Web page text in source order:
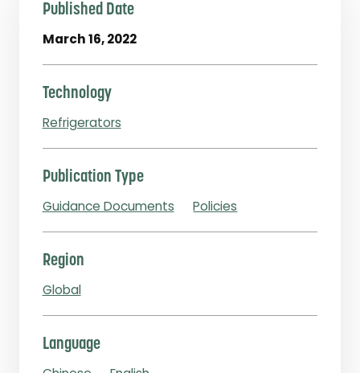
Published Date
March 16, 2022
Technology
Refrigerators
Publication Type
Guidance Documents
Policies
Region
Global
Language